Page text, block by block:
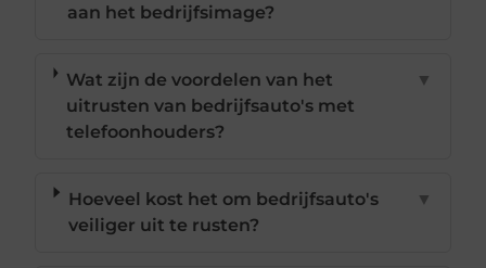
aan het bedrijfsimage?
Wat zijn de voordelen van het
uitrusten van bedrijfsauto's met
telefoonhouders?
▼
Hoeveel kost het om bedrijfsauto's
veiliger uit te rusten?
▼